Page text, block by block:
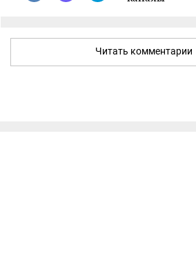
Читать комментарии